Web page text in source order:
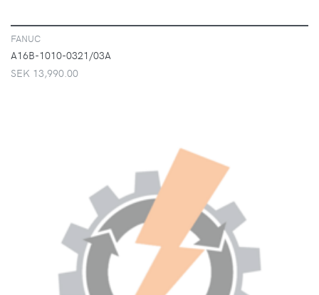
FANUC
A16B-1010-0321/03A
SEK 13,990.00